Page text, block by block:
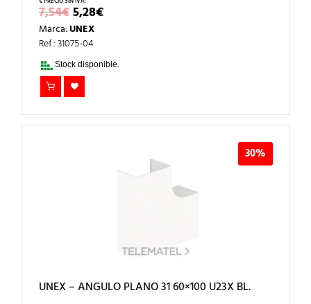
7,54€EL
PRECIO
ORIGINAL
ERA:
7,54€.
5,28€EL
PRECIO
5,28€.
Marca:UNEX
Ref.: 31075-04
Stock disponible.
30%
UNEX – ANGULO PLANO 31 60×100 U23X BL.